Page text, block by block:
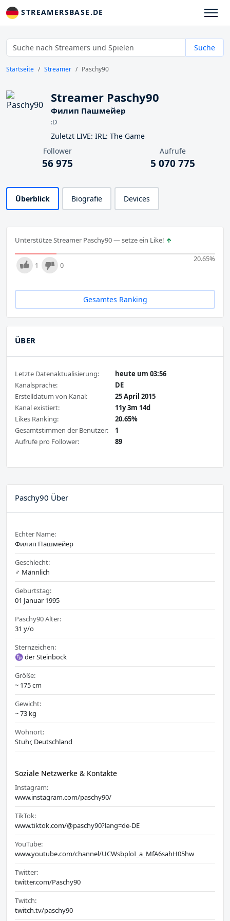
STREAMERSBASE.DE
Suche
Startseite Streamer Paschy90
Streamer Paschy90
Филип Пашмейер
:D
Zuletzt LIVE: IRL: The Game
Follower
56 975
Aufrufe
5 070 775
Überblick Biografie Devices
Unterstütze Streamer Paschy90 — setze ein Like!
20.65%
1 0
Gesamtes Ranking
ÜBER
Letzte Datenaktualisierung:
heute um 03:56
Kanalsprache:
DE
Erstelldatum von Kanal:
25 April 2015
Kanal existiert:
11y 3m 14d
Likes Ranking:
20.65%
Gesamtstimmen der Benutzer:
1
Aufrufe pro Follower:
89
Paschy90 Über
Echter Name:
Филип Пашмейер
Geschlecht:
♂️ Männlich
Geburtstag:
01 Januar 1995
Paschy90 Alter:
31 y/o
Sternzeichen:
♑ der Steinbock
Größe:
~ 175 cm
Gewicht:
~ 73 kg
Wohnort:
Stuhr, Deutschland
Soziale Netzwerke & Kontakte
Instagram:
www.instagram.com/paschy90/
TikTok:
www.tiktok.com/@paschy90?lang=de-DE
YouTube:
www.youtube.com/channel/UCWsbploI_a_MfA6sahH05hw
Twitter:
twitter.com/Paschy90
Twitch:
twitch.tv/paschy90